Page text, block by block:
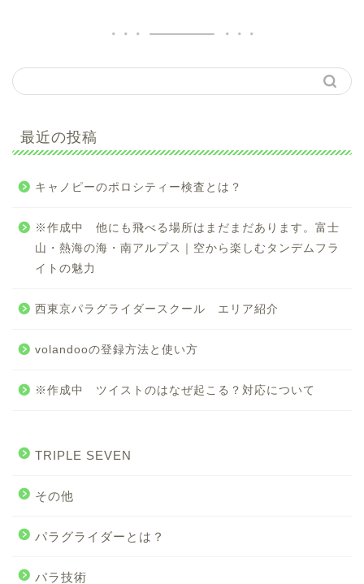
最近の投稿
キャノピーのポロシティー検査とは？
※作成中 他にも飛べる場所はまだまだあります。富士
山・熱海の海・南アルプス｜空から楽しむタンデムフラ
イトの魅力
西東京パラグライダースクール エリア紹介
volandooの登録方法と使い方
※作成中 ツイストのはなぜ起こる？対応について
TRIPLE SEVEN
その他
パラグライダーとは？
パラ技術